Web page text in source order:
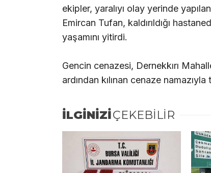
ekipler, yaralıyı olay yerinde
Emircan Tufan, kaldırıldığı
yaşamını yitirdi.
Gencin cenazesi, Dernekkırı
ardından kılınan cenaze
İLGİNİZİÇEKEBİLİR